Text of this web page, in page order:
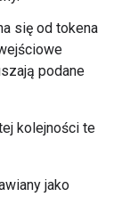
się od tokena
podane
kolejności te
jako